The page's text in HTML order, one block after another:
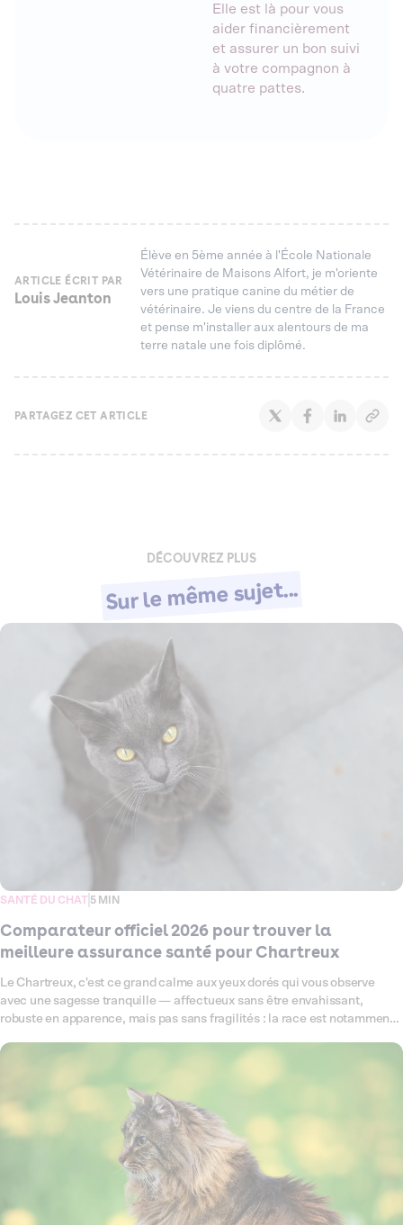
Elle est là pour vous
aider financièrement
et assurer un bon suivi
à votre compagnon à
quatre pattes.
ARTICLE ÉCRIT PAR
Louis Jeanton
Élève en 5ème année à l'École Nationale
Vétérinaire de Maisons Alfort, je m'oriente
vers une pratique canine du métier de
vétérinaire. Je viens du centre de la France
et pense m'installer aux alentours de ma
terre natale une fois diplômé.
PARTAGEZ CET ARTICLE
DÉCOUVREZ PLUS
Sur le même sujet...
SANTÉ DU CHAT 5 MIN
Comparateur officiel 2026 pour trouver la
meilleure assurance santé pour Chartreux
Le Chartreux, c'est ce grand calme aux yeux dorés qui vous observe
avec une sagesse tranquille — affectueux sans être envahissant,
robuste en apparence, mais pas sans fragilités : la race est notamment
qui méritent d'être anticipés. Ce comparateur fait le point en 2026 sur
vous aider à trouver celle qui lui correspond vraiment. On a passé les
offres au crible — garanties, remboursements, exclusions — pour que
vous puissiez choisir sereinement, sans jargon ni mauvaise surprise.